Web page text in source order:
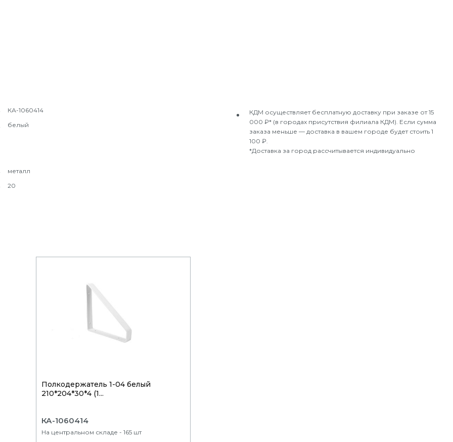
КА-1060414
белый
металл
20
КДМ осуществляет бесплатную доставку при заказе от 15
000 ₽* (в городах присутствия филиала КДМ). Если сумма
заказа меньше — доставка в вашем городе будет стоить 1
100 ₽.
*Доставка за город рассчитывается индивидуально
Полкодержатель 1-04 белый
210*204*30*4 (1...
КА-1060414
На центральном складе - 165 шт